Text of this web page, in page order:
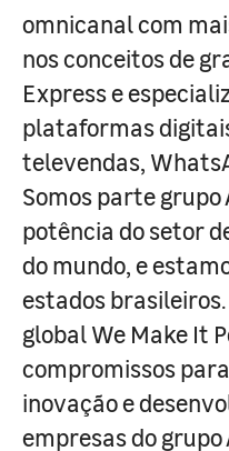
omnicanal com
nos conceitos de
Express e
plataformas
televendas,
Somos parte
potência do setor
do mundo, e
estados
global We Make It
compromissos
inovação e
empresas do grupo